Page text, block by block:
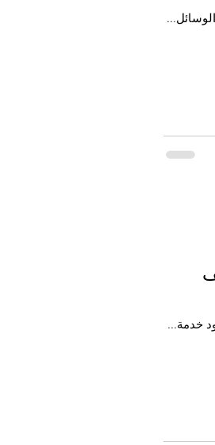
خدمة...